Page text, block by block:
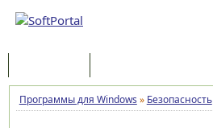
Программы для Windows » Безопасность